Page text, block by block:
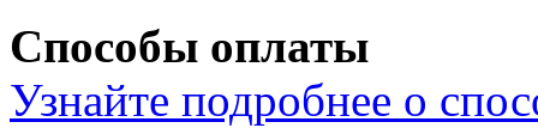
Способы оплаты
Узнайте подробнее о